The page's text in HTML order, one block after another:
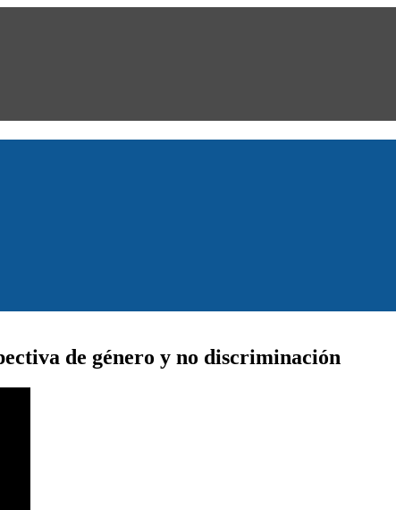
de género y no discriminación